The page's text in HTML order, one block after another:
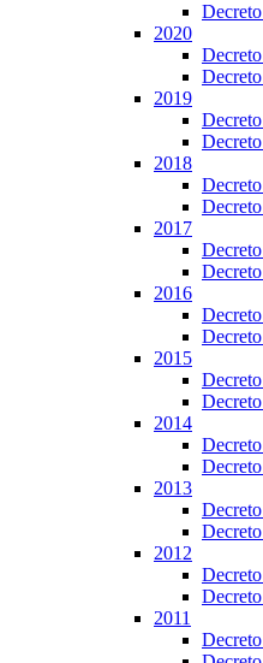
2020
2019
2018
2017
2016
2015
2014
2013
2012
2011